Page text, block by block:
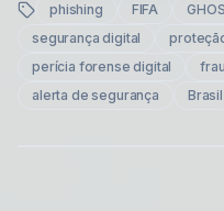
phishing FIFA
segurança digital
perícia forense digital
alerta de segurança
Brasil